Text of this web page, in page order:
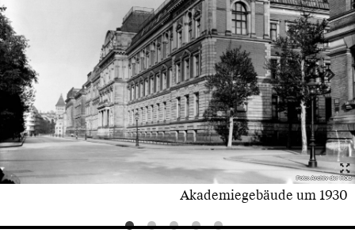
Foto: Archiv der HGB
Akademiegebäude um 1930